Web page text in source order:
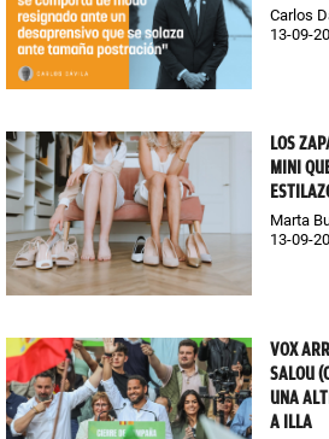
Carlos
13-09-
LOS
MINI
Marta
13-09-
VOX
SALOU
UNA
A ILLA